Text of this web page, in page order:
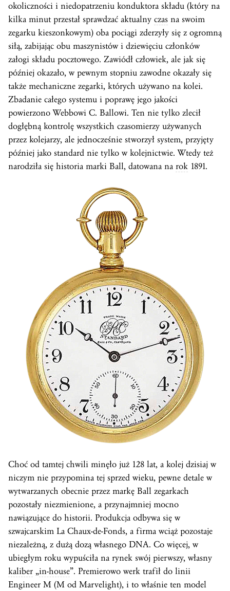
okoliczności i niedopatrzeniu konduktora składu (który na
kilka minut przestał sprawdzać aktualny czas na swoim
zegarku kieszonkowym) oba pociągi zderzyły się z ogromną
siłą, zabijając obu maszynistów i dziewięciu członków
załogi składu pocztowego. Zawiódł człowiek, ale jak się
później okazało, w pewnym stopniu zawodne okazały się
także mechaniczne zegarki, których używano na kolei.
Zbadanie całego systemu i poprawę jego jakości
powierzono Webbowi C. Ballowi. Ten nie tylko zlecił
dogłębną kontrolę wszystkich czasomierzy używanych
przez kolejarzy, ale jednocześnie stworzył system, przyjęty
później jako standard nie tylko w kolejnictwie. Wtedy też
narodziła się historia marki Ball, datowana na rok 1891.
Choć od tamtej chwili minęło już 128 lat, a kolej dzisiaj w
niczym nie przypomina tej sprzed wieku, pewne detale w
wytwarzanych obecnie przez markę Ball zegarkach
pozostały niezmienione, a przynajmniej mocno
nawiązujące do historii. Produkcja odbywa się w
szwajcarskim La Chaux-de-Fonds, a firma wciąż pozostaje
niezależną, z dużą dozą własnego DNA. Co więcej, w
ubiegłym roku wypuściła na rynek swój pierwszy, własny
kaliber „in-house”. Premierowo werk trafił do linii
Engineer M (M od Marvelight), i to właśnie ten model